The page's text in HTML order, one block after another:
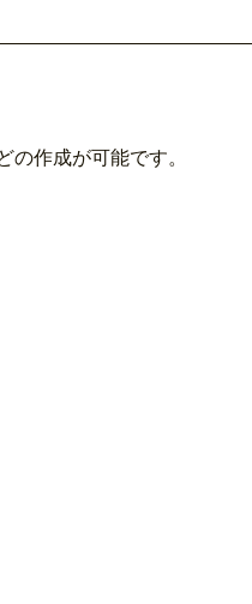
の作成が可能です。